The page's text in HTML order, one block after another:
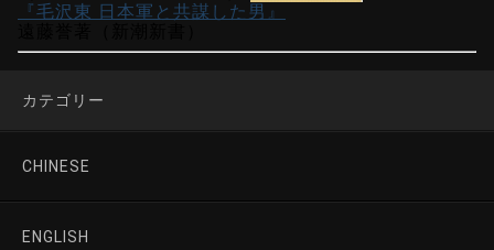
『毛沢東 日本軍と共謀した男』
カテゴリー
CHINESE
ENGLISH